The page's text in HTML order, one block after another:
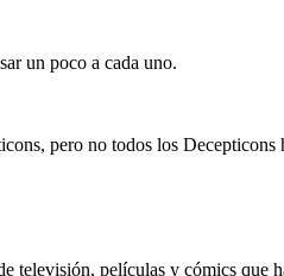
un poco a cada uno.
pero no todos los Decepticons
televisión, películas y cómics que